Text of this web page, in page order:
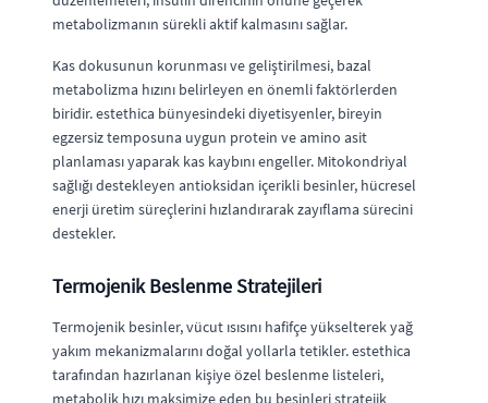
metabolizmanın sürekli aktif kalmasını sağlar.
Kas dokusunun korunması ve geliştirilmesi, bazal
metabolizma hızını belirleyen en önemli faktörlerden
biridir. estethica bünyesindeki diyetisyenler, bireyin
egzersiz temposuna uygun protein ve amino asit
planlaması yaparak kas kaybını engeller. Mitokondriyal
sağlığı destekleyen antioksidan içerikli besinler, hücresel
enerji üretim süreçlerini hızlandırarak zayıflama sürecini
destekler.
Termojenik Beslenme Stratejileri
Termojenik besinler, vücut ısısını hafifçe yükselterek yağ
yakım mekanizmalarını doğal yollarla tetikler. estethica
tarafından hazırlanan kişiye özel beslenme listeleri,
metabolik hızı maksimize eden bu besinleri stratejik